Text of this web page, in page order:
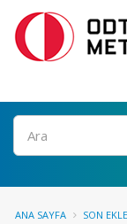
Ara
ANA SAYFA SON